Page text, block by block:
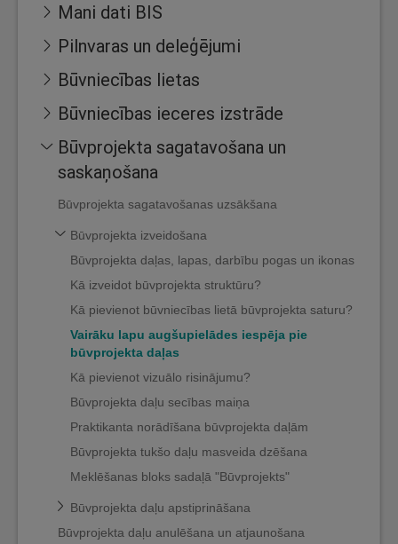
Mani dati BIS
Pilnvaras un deleģējumi
Būvniecības lietas
Būvniecības ieceres izstrāde
Būvprojekta sagatavošana un
saskaņošana
Būvprojekta sagatavošanas uzsākšana
Būvprojekta izveidošana
Būvprojekta daļas, lapas, darbību pogas un ikonas
Kā izveidot būvprojekta struktūru?
Kā pievienot būvniecības lietā būvprojekta saturu?
Vairāku lapu augšupielādes iespēja pie
būvprojekta daļas
Kā pievienot vizuālo risinājumu?
Būvprojekta daļu secības maiņa
Praktikanta norādīšana būvprojekta daļām
Būvprojekta tukšo daļu masveida dzēšana
Meklēšanas bloks sadaļā "Būvprojekts"
Būvprojekta daļu apstiprināšana
Būvprojekta daļu anulēšana un atjaunošana